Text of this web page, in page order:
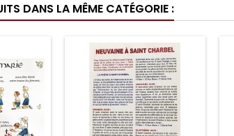
DANS LA MÊME CATÉGORIE :